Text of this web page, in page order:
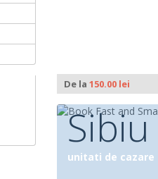
De la 150.00 lei
Sibiu
unitati de cazare